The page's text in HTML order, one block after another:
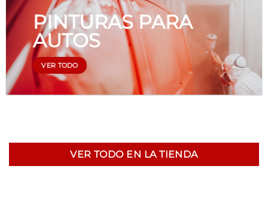
PINTURAS PARA
AUTOS
VER TODO
VER TODO EN LA TIENDA